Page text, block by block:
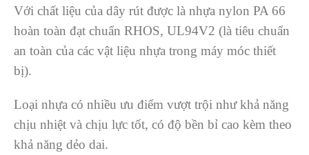
Với chất liệu của dây rút được là nhựa nylon PA 66
hoàn toàn đạt chuẩn RHOS, UL94V2 (là tiêu chuẩn
an toàn của các vật liệu nhựa trong máy móc thiết
bị).
Loại nhựa có nhiều ưu điểm vượt trội như khả năng
chịu nhiệt và chịu lực tốt, có độ bền bỉ cao kèm theo
khả năng dẻo dai.